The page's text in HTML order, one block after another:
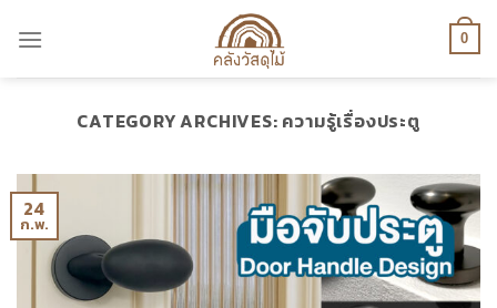
0
CATEGORY ARCHIVES: ความรู้เรื่องประตู
24
ก.พ.